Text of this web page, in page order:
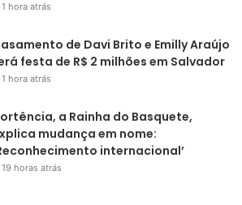
1 hora atrás
de Davi Brito e Emilly Araújo
festa de R$ 2 milhões em Salvador
1 hora atrás
a Rainha do Basquete,
mudança em nome:
internacional’
19 horas atrás